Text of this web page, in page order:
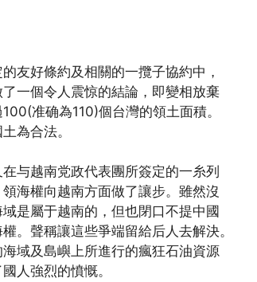
友好條約及相關的一攬子協約中，
一個令人震惊的結論，即變相放棄
准确為110)個台灣的領土面積。
為合法。
与越南党政代表團所簽定的一糸列
海權向越南方面做了讓步。雖然沒
是屬于越南的，但也閉口不提中國
。聲稱讓這些爭端留給后人去解決。
域及島嶼上所進行的瘋狂石油資源
人強烈的憤慨。